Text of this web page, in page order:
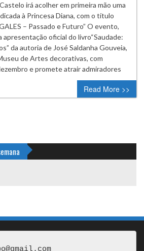
irá acolher em primeira mão uma
à Princesa Diana, com o título
– Passado e Futuro” O evento,
apresentação oficial do livro“Saudade:
da autoria de José Saldanha Gouveia,
de Artes decorativas, com
e promete atrair admiradores
Read More >>